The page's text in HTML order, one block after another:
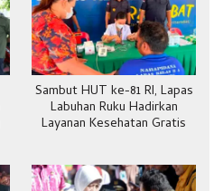
Sambut HUT ke-81 RI, Lapas
Labuhan Ruku Hadirkan
Layanan Kesehatan Gratis